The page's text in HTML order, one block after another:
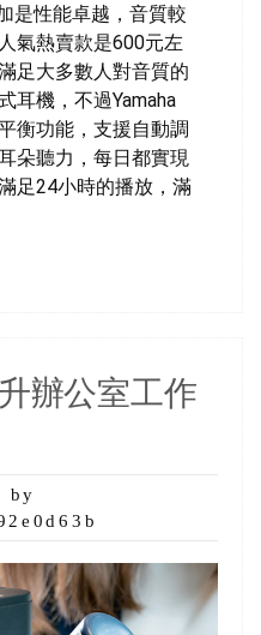
是性能卓越，音質較
氣熱賣款是600元左
足大多數人對音質的
耳機，不過Yamaha
衡功能，支援自動調
朵聽力，每日都實現
足24小時的播放，滿
辦公室工作
by